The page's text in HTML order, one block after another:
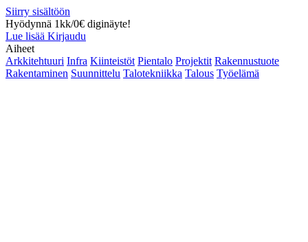
Siirry sisältöön
Hyödynnä 1kk/0€ diginäyte!
Lue lisää Kirjaudu
Aiheet
Arkkitehtuuri Infra Kiinteistöt Pientalo Projektit Rakennustuote
Rakentaminen Suunnittelu Talotekniikka Talous Työelämä